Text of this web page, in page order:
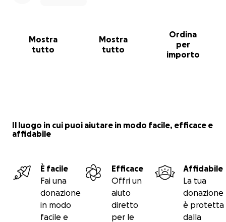
Mostra
tutto
Mostra
tutto
Ordina
per
importo
Il luogo in cui puoi aiutare in modo facile, efficace e
affidabile
È facile
Fai una
donazione
in modo
facile e
Efficace
Offri un
aiuto
diretto
per le
Affidabile
La tua
donazione
è protetta
dalla